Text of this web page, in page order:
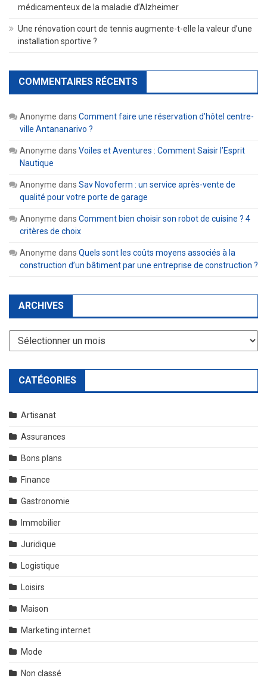
médicamenteux de la maladie d’Alzheimer
Une rénovation court de tennis augmente-t-elle la valeur d’une
installation sportive ?
COMMENTAIRES RÉCENTS
Anonyme dans Comment faire une réservation d’hôtel centre-
ville Antananarivo ?
Anonyme dans Voiles et Aventures : Comment Saisir l’Esprit
Nautique
Anonyme dans Sav Novoferm : un service après-vente de
qualité pour votre porte de garage
Anonyme dans Comment bien choisir son robot de cuisine ? 4
critères de choix
Anonyme dans Quels sont les coûts moyens associés à la
construction d’un bâtiment par une entreprise de construction ?
ARCHIVES
Archives
CATÉGORIES
Artisanat
Assurances
Bons plans
Finance
Gastronomie
Immobilier
Juridique
Logistique
Loisirs
Maison
Marketing internet
Mode
Non classé